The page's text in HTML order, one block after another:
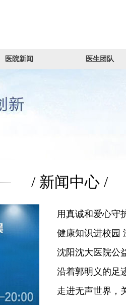
医院新闻 医生团队
/ 新闻中心 /
用真诚和爱心
健康知识进校园
沈阳沈大医院公
沿着郭明义的足
走进无声世界，